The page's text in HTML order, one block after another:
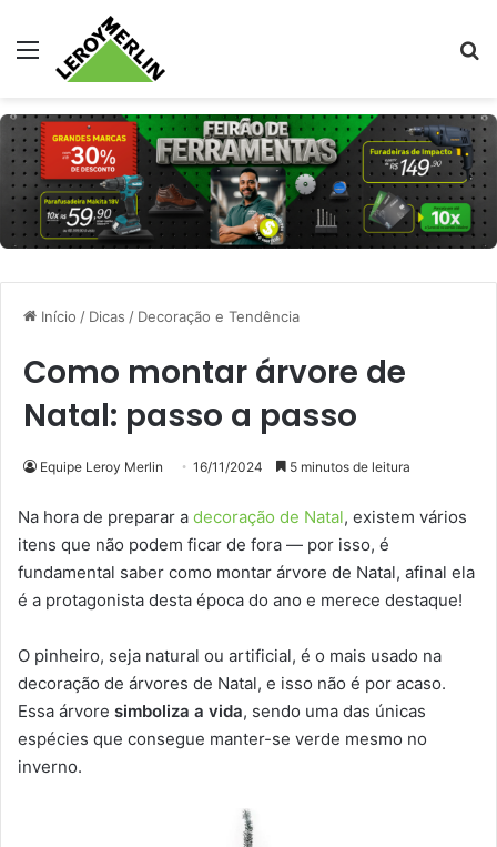
Menu
Início / Dicas / Decoração e Tendência
Como montar árvore de
Natal: passo a passo
Equipe Leroy Merlin 16/11/2024 5 minutos de leitura
Na hora de preparar a decoração de Natal, existem vários
itens que não podem ficar de fora — por isso, é
fundamental saber como montar árvore de Natal, afinal ela
é a protagonista desta época do ano e merece destaque!
O pinheiro, seja natural ou artificial, é o mais usado na
decoração de árvores de Natal, e isso não é por acaso.
Essa árvore simboliza a vida, sendo uma das únicas
espécies que consegue manter-se verde mesmo no
inverno.